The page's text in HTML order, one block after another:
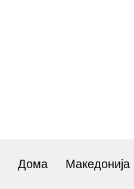
Дома Македонија